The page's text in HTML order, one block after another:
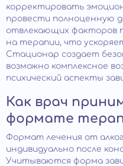
корректировать
провести полноценную
отвлекающих факторов
на терапии, что
Стационар создает
возможно комплексное
психический аспекты
Как врач
формате
Формат лечения от
индивидуально после
Учитываются форма